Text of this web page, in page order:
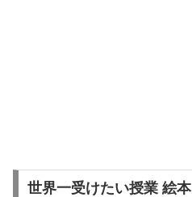
世界一受けたい授業 絵本